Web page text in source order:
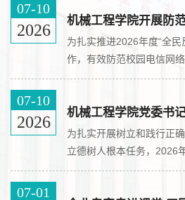
议室顺利举行。本次讲座
刘增华、李宝童五位国内
院师生带来多领域、多维
07-10
2026
机械工程学院开展防
为扎实推进2026年度“全
作，有效防范校园电信网
骗、防骗、拒骗能力，
讲座。本次讲座特邀昆区
院党委副书记兼副院长罗
任、学生干部代表到场参
07-10
2026
机械工程学院党委书
为扎实开展树立和践行正
立德树人根本任务，2026
院党委书记黄成钢在腾飞
07-01